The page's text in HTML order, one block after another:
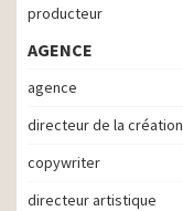
producteur
AGENCE
agence
directeur de la création
copywriter
directeur artistique